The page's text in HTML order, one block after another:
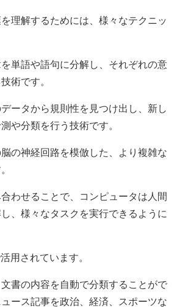
理解するためには、様々なテクニッ
単語や語句に分解し、それぞれの意
術です。
ータから規則性を見つけ出し、新し
や分類を行う技術です。
の神経回路を模倣した、より複雑な
わせることで、コンピュータは人間
、様々なタスクを実行できるように
用されています。
書の内容を自動で分類することがで
ース記事を政治、経済、スポーツな